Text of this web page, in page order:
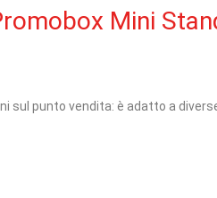
Mini
sul punto vendita: è adatto a